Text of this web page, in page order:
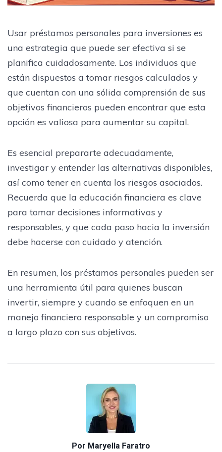
Usar préstamos personales para inversiones es
una estrategia que puede ser efectiva si se
planifica cuidadosamente. Los individuos que
están dispuestos a tomar riesgos calculados y
que cuentan con una sólida comprensión de sus
objetivos financieros pueden encontrar que esta
opción es valiosa para aumentar su capital.
Es esencial prepararte adecuadamente,
investigar y entender las alternativas disponibles,
así como tener en cuenta los riesgos asociados.
Recuerda que la educación financiera es clave
para tomar decisiones informativas y
responsables, y que cada paso hacia la inversión
debe hacerse con cuidado y atención.
En resumen, los préstamos personales pueden ser
una herramienta útil para quienes buscan
invertir, siempre y cuando se enfoquen en un
manejo financiero responsable y un compromiso
a largo plazo con sus objetivos.
Por Maryella Faratro